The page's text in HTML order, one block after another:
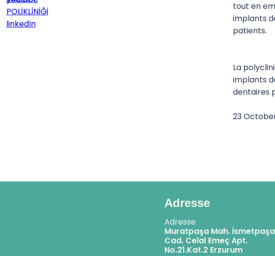
tout en
implants
patients.
La
implants
dentaires
23
Adresse
Adresse
Muratpaşa Mah. İsmetpaşa
Cad. Celal Emeç Apt.
No.21.Kat.2 Erzurum